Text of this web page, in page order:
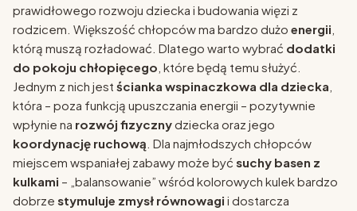
prawidłowego rozwoju dziecka i budowania więzi z
rodzicem. Większość chłopców ma bardzo dużo energii
którą muszą rozładować. Dlatego warto wybrać dodatki
do pokoju chłopięcego , które będą temu służyć.
Jednym z nich jest ścianka wspinaczkowa dla dziecka
która – poza funkcją upuszczania energii – pozytywnie
wpłynie na rozwój fizycznydziecka oraz jego
koordynację ruchową . Dla najmłodszych chłopców
miejscem wspaniałej zabawy może być suchy basen z
kulkami – „balansowanie” wśród kolorowych kulek bardzo
dobrze stymuluje zmysł równowagi i dostarcza